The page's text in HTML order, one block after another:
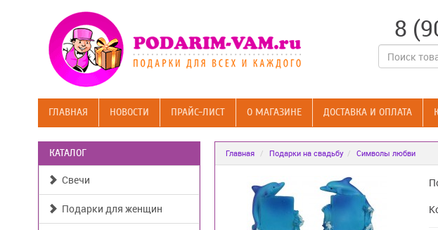
8
ГЛАВНАЯ НОВОСТИ ПРАЙС-ЛИСТ О МАГАЗИНЕ ДОСТАВКА И ОПЛАТА
КАТАЛОГ
Свечи
Подарки для женщин
Главная Подарки на свадьбу Символы любви